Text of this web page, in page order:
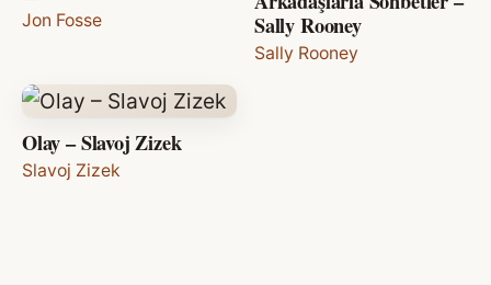
Jon Fosse
Sally Rooney
Sally Rooney
Olay – Slavoj Zizek
Slavoj Zizek